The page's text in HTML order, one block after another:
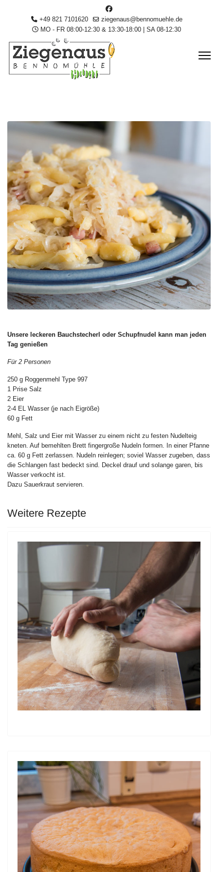
+49 821 7101620
ziegenaus@bennomuehle.de
MO - FR 08:00-12:30 & 13:30-18:00 | SA 08-12:30
Unsere leckeren Bauchstecherl oder Schupfnudel kann man jeden
Tag genießen
Für 2 Personen
250 g Roggenmehl Type 997
1 Prise Salz
2 Eier
2-4 EL Wasser (je nach Eigröße)
60 g Fett
Mehl, Salz und Eier mit Wasser zu einem nicht zu festen Nudelteig
kneten. Auf bemehlten Brett fingergroße Nudeln formen. In einer Pfanne
ca. 60 g Fett zerlassen. Nudeln reinlegen; soviel Wasser zugeben, dass
die Schlangen fast bedeckt sind. Deckel drauf und solange garen, bis
Wasser verkocht ist.
Dazu Sauerkraut servieren.
Weitere Rezepte